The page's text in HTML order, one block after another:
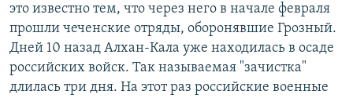
это известно тем, что через него в начале февраля
прошли чеченские отряды, оборонявшие Грозный.
Дней 10 назад Алхан-Кала уже находилась в осаде
российских войск. Так называемая "зачистка"
длилась три дня. На этот раз российские военные